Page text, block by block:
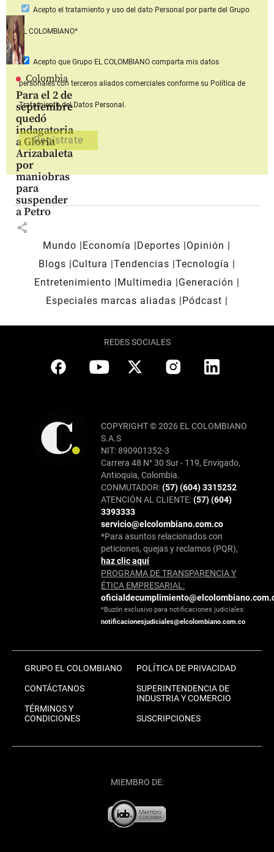
Colombia
Para el 2 de
septiembre
quedó
indagatoria
a Gloria
Arizabaleta
por
maniobras
para
suspender
a Petro
share
Acepto el tratamiento y uso del dato Personal por parte del Grupo
EL COLOMBIANO*
Acepto que Grupo EL COLOMBIANOcomparta mis datos
personales con terceros aliados comerciales conforme su Política de
Tratamiento del Datos Personal.
Mundo Economía Deportes
Opinión
Blogs
Cultura Tendencias Tecnología
Entretenimiento
Multimedia
Generación
Especiales marcas aliadas
Pódcast
REDES SOCIALES
COPYRIGHT © 2026 EL COLOMBIANO
S.A.S
NIT: 890901352-3
Carrera 48 N° 30 Sur - 119, Envigado,
Antioquia, Colombia.
CONMUTADOR:(57) (604) 3315252
ATENCIÓN AL CLIENTE:(57) (604)
3393333
servicio@elcolombiano.com.co
*Para asuntos relacionados con
peticiones, quejas y reclamos (PQR),
haz clic aquí
PROGRAMA DE TRANSPARENCIA Y
ÉTICA EMPRESARIAL:
*Buzón exclusivo para notificaciones judiciales:
notificacionesjudiciales@elcolombiano.com.co
GRUPO EL COLOMBIANO
CONTÁCTANOS
TÉRMINOS Y
CONDICIONES
POLÍTICA DE PRIVACIDAD
SUPERINTENDENCIA DE
INDUSTRIA Y COMERCIO
SUSCRIPCIONES
MIEMBRO DE: